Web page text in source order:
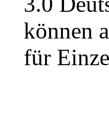
können
für